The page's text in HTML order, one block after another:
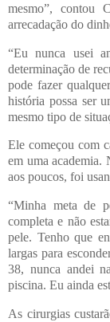
mesmo”, contou
arrecadação do
“Eu nunca usei
determinação de
pode fazer
história possa ser
mesmo tipo de
Ele começou com
em uma academia.
aos poucos, foi
“Minha meta de
completa e não
pele. Tenho que
largas para
38, nunca andei
piscina. Eu ainda
As cirurgias